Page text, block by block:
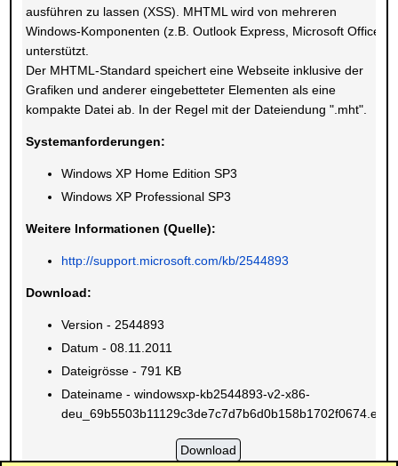
ausführen zu lassen (XSS). MHTML wird von mehreren
Windows-Komponenten (z.B. Outlook Express, Microsoft Office)
unterstützt.
Der MHTML-Standard speichert eine Webseite inklusive der
Grafiken und anderer eingebetteter Elementen als eine
kompakte Datei ab. In der Regel mit der Dateiendung ".mht".
Systemanforderungen:
Windows XP Home Edition SP3
Windows XP Professional SP3
Weitere Informationen (Quelle):
http://support.microsoft.com/kb/2544893
Download:
Version - 2544893
Datum - 08.11.2011
Dateigrösse - 791 KB
Dateiname - windowsxp-kb2544893-v2-x86-
deu_69b5503b11129c3de7c7d7b6d0b158b1702f0674.exe